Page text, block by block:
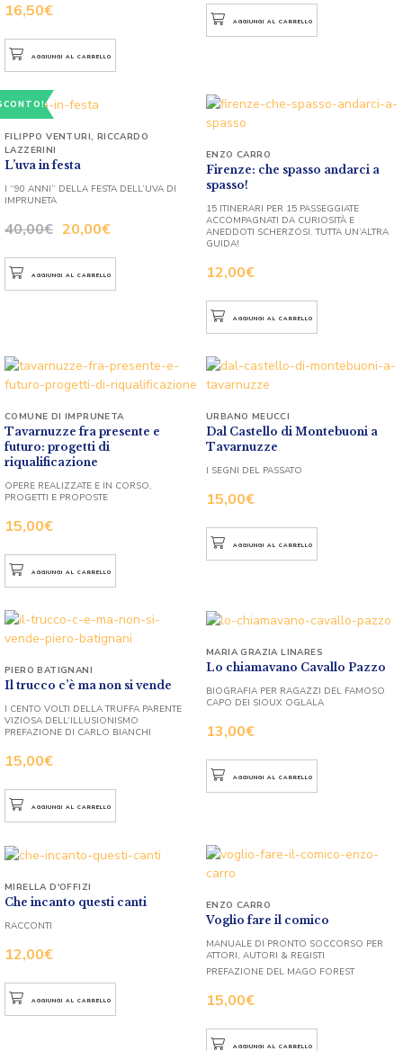
16,50€
AGGIUNGI AL CARRELLO
AGGIUNGI AL CARRELLO
L’uva in festa
40,00€ 20,00€
FILIPPO VENTURI, RICCARDO
LAZZERINI
I “90 ANNI” DELLA FESTA DELL’UVA DI
IMPRUNETA
AGGIUNGI AL CARRELLO
Firenze: che spasso andarci a
spasso!
12,00€
ENZO CARRO
15 ITINERARI PER 15 PASSEGGIATE
ACCOMPAGNATI DA CURIOSITÀ E
ANEDDOTI SCHERZOSI. TUTTA UN’ALTRA
GUIDA!
AGGIUNGI AL CARRELLO
Tavarnuzze fra presente e
futuro: progetti di
riqualificazione
15,00€
COMUNE DI IMPRUNETA
OPERE REALIZZATE E IN CORSO,
PROGETTI E PROPOSTE
AGGIUNGI AL CARRELLO
Dal Castello di Montebuoni a
Tavarnuzze
15,00€
URBANO MEUCCI
I SEGNI DEL PASSATO
AGGIUNGI AL CARRELLO
Il trucco c’è ma non si vende
15,00€
PIERO BATIGNANI
I CENTO VOLTI DELLA TRUFFA PARENTE
VIZIOSA DELL’ILLUSIONISMO
PREFAZIONE DI CARLO BIANCHI
AGGIUNGI AL CARRELLO
Lo chiamavano Cavallo Pazzo
13,00€
MARIA GRAZIA LINARES
BIOGRAFIA PER RAGAZZI DEL FAMOSO
CAPO DEI SIOUX OGLALA
AGGIUNGI AL CARRELLO
Che incanto questi canti
12,00€
MIRELLA D'OFFIZI
RACCONTI
AGGIUNGI AL CARRELLO
Voglio fare il comico
15,00€
ENZO CARRO
MANUALE DI PRONTO SOCCORSO PER
ATTORI, AUTORI & REGISTI
PREFAZIONE DEL MAGO FOREST
AGGIUNGI AL CARRELLO